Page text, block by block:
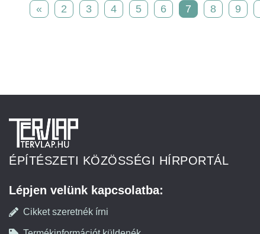
« 2 3 4 5 6 7 8 9
ÉPÍTÉSZETI KÖZÖSSÉGI HÍRPORTÁL
Lépjen velünk kapcsolatba:
Cikket szeretnék írni